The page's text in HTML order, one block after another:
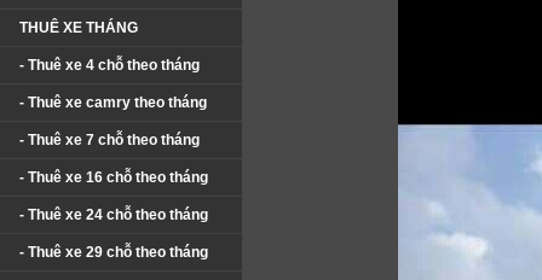
THUÊ XE THÁNG
- Thuê xe 4 chỗ theo tháng
- Thuê xe camry theo tháng
- Thuê xe 7 chỗ theo tháng
- Thuê xe 16 chỗ theo tháng
- Thuê xe 24 chỗ theo tháng
- Thuê xe 29 chỗ theo tháng